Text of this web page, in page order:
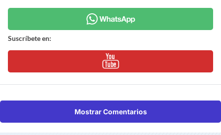
Suscríbete en:
Mostrar Comentarios